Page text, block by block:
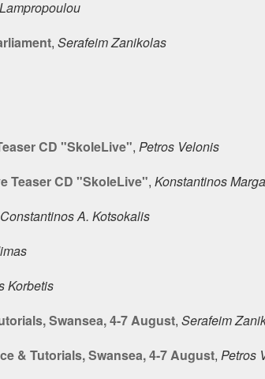
, Serafeim Zanikolas
CD "SkoleLive", Petros Velonis
Teaser CD "SkoleLive", Konstantinos
Constantinos A. Kotsokalis
Korbetis
Swansea, 4-7 August, Serafeim
& Tutorials, Swansea, 4-7 August, Petros